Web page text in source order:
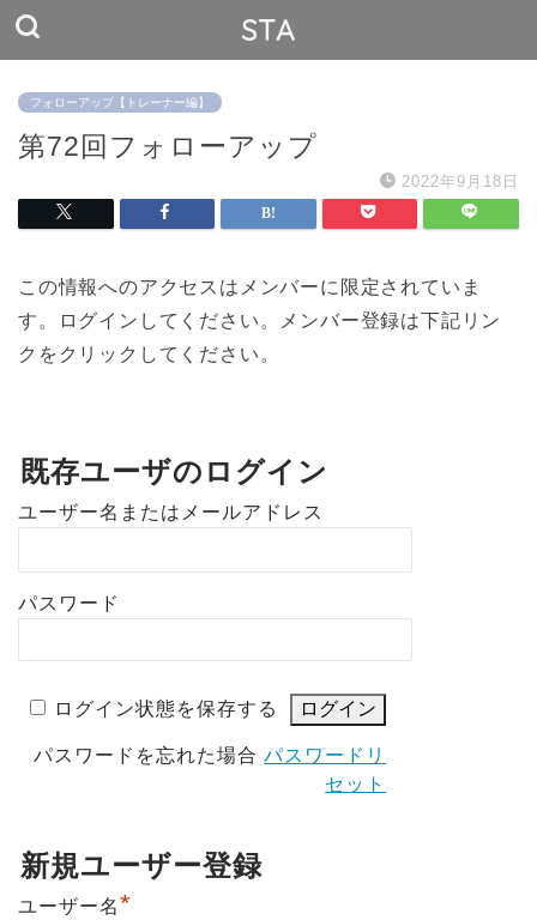
STA
フォローアップ【トレーナー編】
第72回フォローアップ
2022年9月18日
この情報へのアクセスはメンバーに限定されていま
す。ログインしてください。メンバー登録は下記リン
クをクリックしてください。
既存ユーザのログイン
ユーザー名またはメールアドレス
パスワード
ログイン状態を保存する
パスワードを忘れた場合パスワードリ
セット
新規ユーザー登録
ユーザー名*